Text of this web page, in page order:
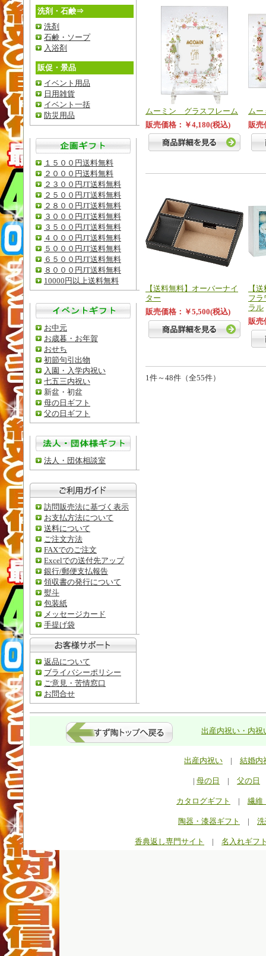
洗剤・石鹸⇒
洗剤
石鹸・ソープ
入浴剤
販促・景品
イベント用品
日用雑貨
イベント一括
防災用品
１５００円送料無料
２０００円送料無料
２３００円JT送料無料
２５００円JT送料無料
２８００円JT送料無料
３０００円JT送料無料
３５００円JT送料無料
４０００円JT送料無料
５０００円JT送料無料
６５００円JT送料無料
８０００円JT送料無料
10000円以上送料無料
お中元
お歳暮・お年賀
おせち
初節句引出物
入園・入学内祝い
七五三内祝い
新盆・初盆
母の日ギフト
父の日ギフト
法人・団体相談室
訪問販売法に基づく表示
お支払方法について
送料について
ご注文方法
FAXでのご注文
Excelでの送付先アップ
銀行/郵便支払報告
領収書の発行について
熨斗
包装紙
メッセージカード
手提げ袋
返品について
ブライバシーポリシー
ご意見・苦情窓口
お問合せ
ムーミン グラスフレーム
販売価格：￥4,180(税込)
ム
販売
【送料無料】オーバーナイ
ター
販売価格：￥5,500(税込)
【
フ
ラル
販売
1件～48件（全55件）
出産内祝い・内祝
出産内祝い | 結婚内
| 母の日 | 父の日
カタログギフト | 繊維
陶器・漆器ギフト |
香典返し専門サイト | 名入れギフ